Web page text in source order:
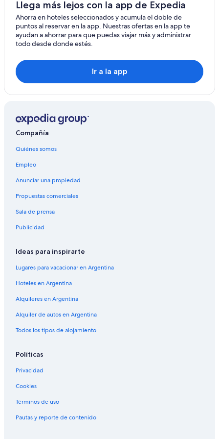
Llega más lejos con la app de Expedia
Ahorra en hoteles seleccionados y acumula el doble de
puntos al reservar en la app. Nuestras ofertas en la app te
ayudan a ahorrar para que puedas viajar más y administrar
todo desde donde estés.
Ir a la app
Compañía
Quiénes somos
Empleo
Anunciar una propiedad
Propuestas comerciales
Sala de prensa
Publicidad
Ideas para inspirarte
Lugares para vacacionar en Argentina
Hoteles en Argentina
Alquileres en Argentina
Alquiler de autos en Argentina
Todos los tipos de alojamiento
Políticas
Privacidad
Cookies
Términos de uso
Pautas y reporte de contenido